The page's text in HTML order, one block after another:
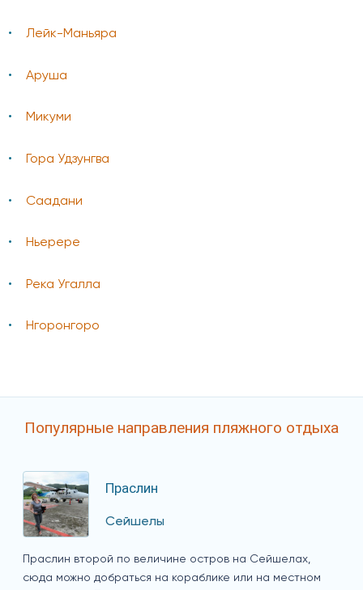
Лейк-Маньяра
Аруша
Микуми
Гора Удзунгва
Саадани
Ньерере
Река Угалла
Нгоронгоро
Популярные направления пляжного отдыха
Праслин
Сейшелы
Праслин второй по величине остров на Сейшелах,
сюда можно добраться на кораблике или на местном